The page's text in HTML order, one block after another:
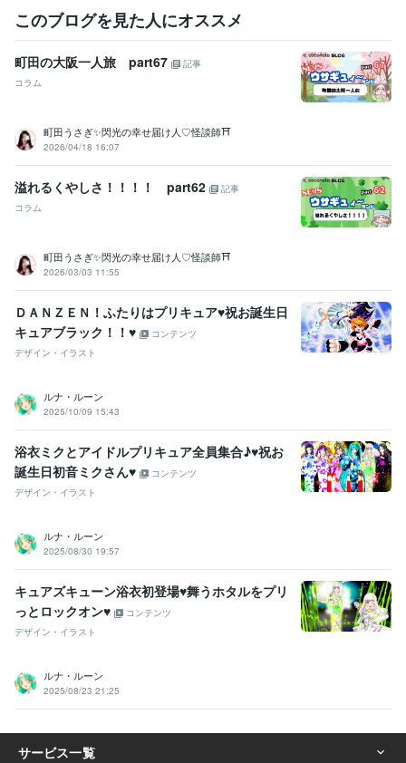
このブログを見た人にオススメ
町田の大阪一人旅 part67
記事
コラム
町田うさぎ✨閃光の幸せ届け人♡怪談師⛩️
2026/04/18 16:07
溢れるくやしさ！！！！ part62
記事
コラム
町田うさぎ✨閃光の幸せ届け人♡怪談師⛩️
2026/03/03 11:55
ＤＡＮＺＥＮ！ふたりはプリキュア♥祝お誕生日
キュアブラック！！♥
コンテンツ
デザイン・イラスト
ルナ・ルーン
2025/10/09 15:43
浴衣ミクとアイドルプリキュア全員集合♪♥祝お
誕生日初音ミクさん♥
コンテンツ
デザイン・イラスト
ルナ・ルーン
2025/08/30 19:57
キュアズキューン浴衣初登場♥舞うホタルをプリ
っとロックオン♥
コンテンツ
デザイン・イラスト
ルナ・ルーン
2025/08/23 21:25